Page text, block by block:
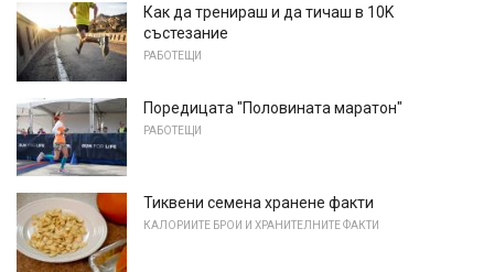
Как да тренираш и да тичаш в 10K
състезание
РАБОТЕЩИ
Поредицата "Половината маратон"
РАБОТЕЩИ
Тиквени семена хранене факти
КАЛОРИИТЕ БРОИ И ХРАНИТЕЛНИТЕ ФАКТИ